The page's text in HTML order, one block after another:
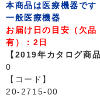
本商品は医療機器です
一般医療機器
お届け日の目安（欠
有）：2日
【2019年カタログ商品
0
【コード】
20-2715-00